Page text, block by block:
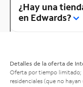
¿Hay una
en Edwards?
Detalles de la oferta de
Oferta por tiempo limitado;
residenciales (que no